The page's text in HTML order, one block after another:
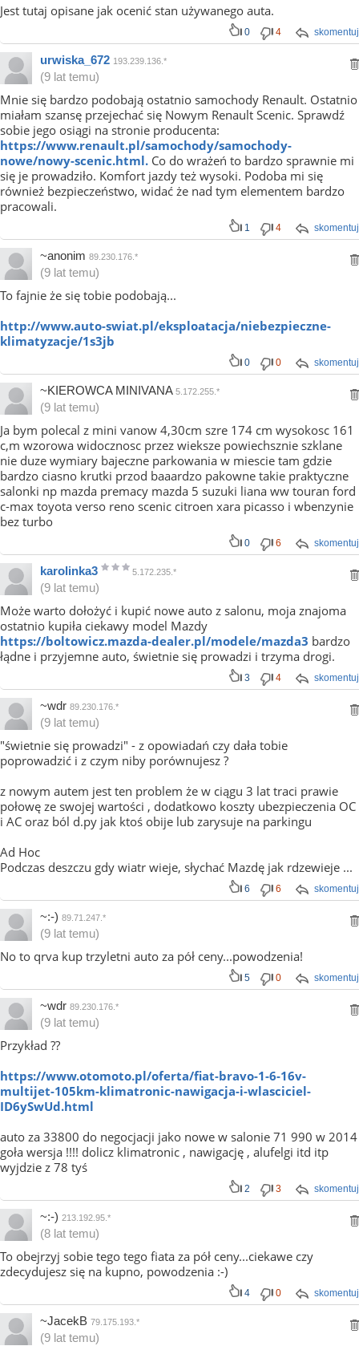
Jest tutaj opisane jak ocenić stan używanego auta.
skomentuj
0 4
urwiska_672 193.239.136.*
(9 lat temu)
Mnie się bardzo podobają ostatnio samochody Renault. Ostatnio
miałam szansę przejechać się Nowym Renault Scenic. Sprawdź
sobie jego osiągi na stronie producenta:
https://www.renault.pl/samochody/samochody-
nowe/nowy-scenic.html. Co do wrażeń to bardzo sprawnie mi
się je prowadziło. Komfort jazdy też wysoki. Podoba mi się
również bezpieczeństwo, widać że nad tym elementem bardzo
pracowali.
skomentuj
1 4
~anonim 89.230.176.*
(9 lat temu)
To fajnie że się tobie podobają...
http://www.auto-swiat.pl/eksploatacja/niebezpieczne-
klimatyzacje/1s3jb
skomentuj
0 0
~KIEROWCA MINIVANA 5.172.255.*
(9 lat temu)
Ja bym polecal z mini vanow 4,30cm szre 174 cm wysokosc 161
c,m wzorowa widocznosc przez wieksze powiechsznie szklane
nie duze wymiary bajeczne parkowania w miescie tam gdzie
bardzo ciasno krutki przod baaardzo pakowne takie praktyczne
salonki np mazda premacy mazda 5 suzuki liana ww touran ford
c-max toyota verso reno scenic citroen xara picasso i wbenzynie
bez turbo
skomentuj
0 6
karolinka3 5.172.235.*
(9 lat temu)
Może warto dołożyć i kupić nowe auto z salonu, moja znajoma
ostatnio kupiła ciekawy model Mazdy
https://boltowicz.mazda-dealer.pl/modele/mazda3 bardzo
łądne i przyjemne auto, świetnie się prowadzi i trzyma drogi.
skomentuj
3 4
~wdr 89.230.176.*
(9 lat temu)
"świetnie się prowadzi" - z opowiadań czy dała tobie
poprowadzić i z czym niby porównujesz ?
z nowym autem jest ten problem że w ciągu 3 lat traci prawie
połowę ze swojej wartości , dodatkowo koszty ubezpieczenia OC
i AC oraz ból d.py jak ktoś obije lub zarysuje na parkingu
Ad Hoc
Podczas deszczu gdy wiatr wieje, słychać Mazdę jak rdzewieje ...
skomentuj
6 6
~:-) 89.71.247.*
(9 lat temu)
No to qrva kup trzyletni auto za pół ceny...powodzenia!
skomentuj
5 0
~wdr 89.230.176.*
(9 lat temu)
Przykład ??
https://www.otomoto.pl/oferta/fiat-bravo-1-6-16v-
multijet-105km-klimatronic-nawigacja-i-wlasciciel-
ID6ySwUd.html
auto za 33800 do negocjacji jako nowe w salonie 71 990 w 2014
goła wersja !!!! dolicz klimatronic , nawigację , alufelgi itd itp
wyjdzie z 78 tyś
skomentuj
2 3
~:-) 213.192.95.*
(8 lat temu)
To obejrzyj sobie tego tego fiata za pół ceny...ciekawe czy
zdecydujesz się na kupno, powodzenia :-)
skomentuj
4 0
~JacekB 79.175.193.*
(9 lat temu)